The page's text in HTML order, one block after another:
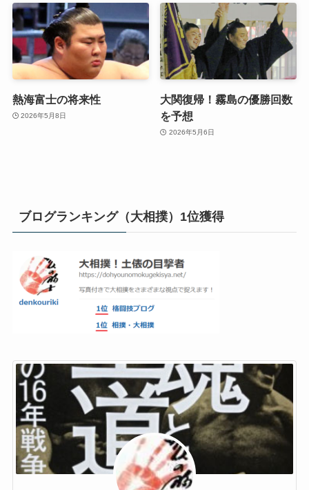
熱海富士の将来性
2026年5月8日
大関復帰！霧島の優勝回数
を予想
2026年5月6日
ブログランキング（大相撲）1位獲得